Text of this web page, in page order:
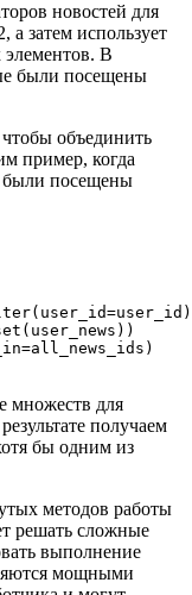
новостей для
а затем использует
В
были посещены
чтобы объединить
пример, когда
были посещены
множеств для
получаем
бы одним из
методов работы
решать сложные
выполнение
мощными